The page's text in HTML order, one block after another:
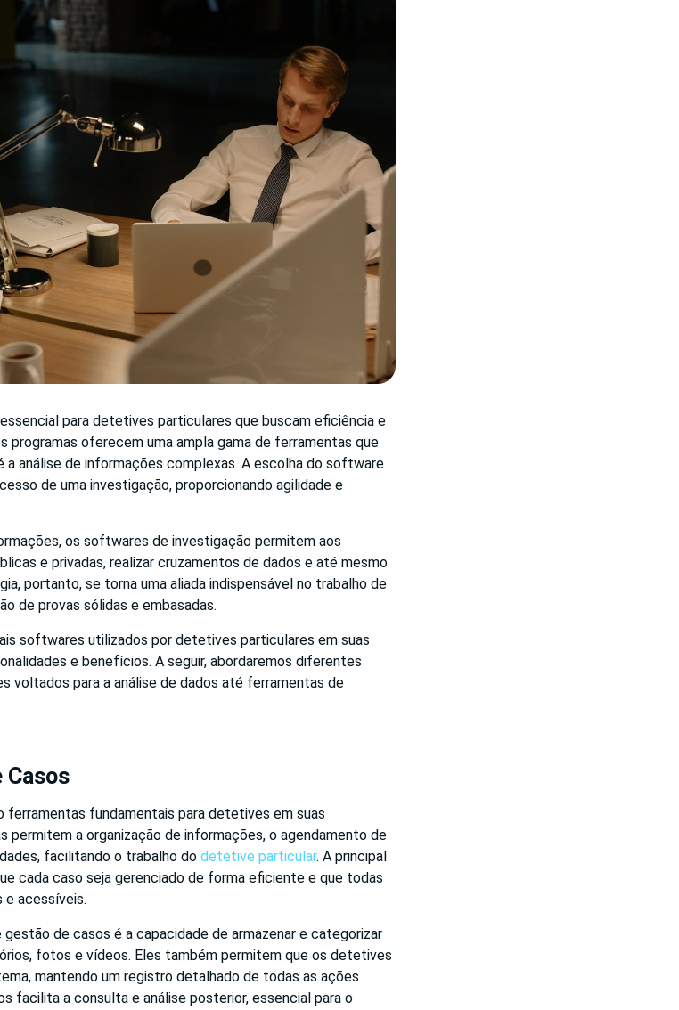
para detetives particulares que buscam eficiência e
programas oferecem uma ampla gama de ferramentas que
análise de informações complexas. A escolha do software
de uma investigação, proporcionando agilidade e
os softwares de investigação permitem aos
e privadas, realizar cruzamentos de dados e até mesmo
portanto, se torna uma aliada indispensável no trabalho de
de provas sólidas e embasadas.
softwares utilizados por detetives particulares em suas
e benefícios. A seguir, abordaremos diferentes
voltados para a análise de dados até ferramentas de
Casos
fundamentais para detetives em suas
permitem a organização de informações, o agendamento de
facilitando o trabalho do detetive particular. A principal
cada caso seja gerenciado de forma eficiente e que todas
e acessíveis.
de casos é a capacidade de armazenar e categorizar
fotos e vídeos. Eles também permitem que os detetives
mantendo um registro detalhado de todas as ações
facilita a consulta e análise posterior, essencial para o